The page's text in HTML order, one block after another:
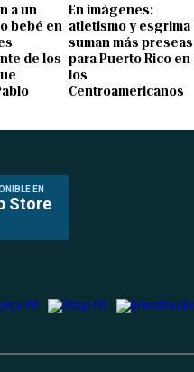
a un
bebé en
de los
En imágenes:
atletismo y esgrima
suman más preseas
para Puerto Rico en
los
Centroamericanos
EN
Store